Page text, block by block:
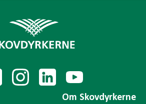
Om Skovdyrkerne